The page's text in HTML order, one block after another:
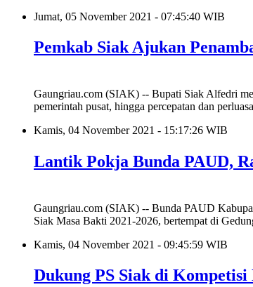
Jumat, 05 November 2021 - 07:45:40 WIB
Pemkab Siak Ajukan
Gaungriau.com (SIAK) -- Bupati Siak Alfedri
pemerintah pusat, hingga percepatan dan
Kamis, 04 November 2021 - 15:17:26 WIB
Lantik Pokja Bunda PAUD,
Gaungriau.com (SIAK) -- Bunda PAUD
Siak Masa Bakti 2021-2026, bertempat di
Kamis, 04 November 2021 - 09:45:59 WIB
Dukung PS Siak di